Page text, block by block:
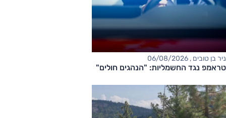
ניר בן טובים , 06/08/2026
טראמפ נגד החשמליות: "הנהגים חולים"